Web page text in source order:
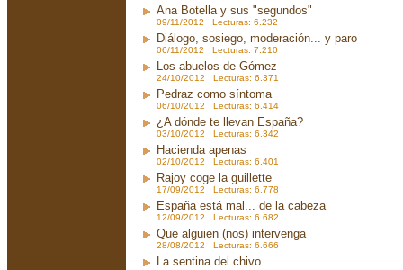
Ana Botella y sus "segundos"
09/11/2012 Lecturas: 6.232
Diálogo, sosiego, moderación... y paro
06/11/2012 Lecturas: 7.210
Los abuelos de Gómez
24/10/2012 Lecturas: 6.371
Pedraz como síntoma
06/10/2012 Lecturas: 6.414
¿A dónde te llevan España?
03/10/2012 Lecturas: 6.342
Hacienda apenas
02/10/2012 Lecturas: 6.401
Rajoy coge la guillette
17/09/2012 Lecturas: 6.778
España está mal... de la cabeza
12/09/2012 Lecturas: 6.682
Que alguien (nos) intervenga
28/08/2012 Lecturas: 6.666
La sentina del chivo